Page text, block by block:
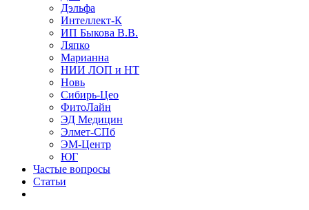
Дэльфа
Интеллект-К
ИП Быкова В.В.
Ляпко
Марианна
НИИ ЛОП и НТ
Новь
Сибирь-Цео
ФитоЛайн
ЭД Медицин
Элмет-СПб
ЭМ-Центр
ЮГ
Частые вопросы
Статьи